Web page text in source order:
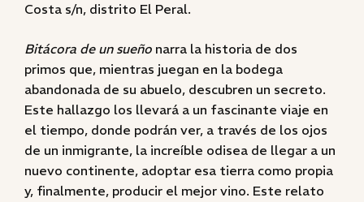
Costa s/n, distrito El Peral.
Bitácora de un sueño narra la historia de dos
primos que, mientras juegan en la bodega
abandonada de su abuelo, descubren un secreto.
Este hallazgo los llevará a un fascinante viaje en
el tiempo, donde podrán ver, a través de los ojos
de un inmigrante, la increíble odisea de llegar a un
nuevo continente, adoptar esa tierra como propia
y, finalmente, producir el mejor vino. Este relato